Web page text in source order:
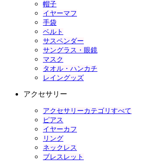
帽子
イヤーマフ
手袋
ベルト
サスペンダー
サングラス・眼鏡
マスク
タオル・ハンカチ
レイングッズ
アクセサリー
アクセサリーカテゴリすべて
ピアス
イヤーカフ
リング
ネックレス
ブレスレット